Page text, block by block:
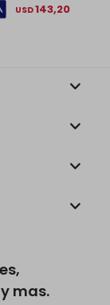
USD143,20
mas.